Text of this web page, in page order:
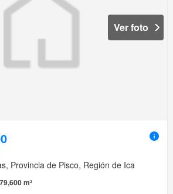
Ver foto
Provincia de Pisco, Región de Ica
79,600 m²